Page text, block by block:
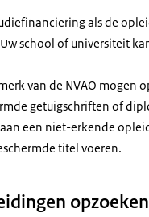
als de
school of universiteit
van de NVAO mogen
getuigschriften of
een niet-erkende
titel voeren.
opzoeken